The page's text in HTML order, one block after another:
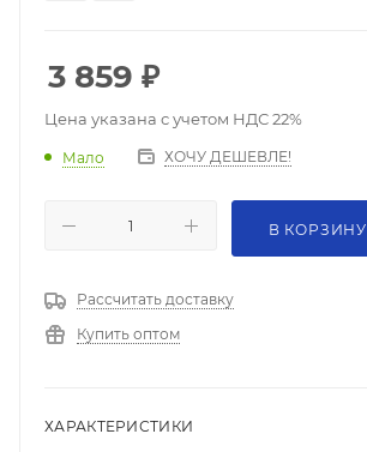
3 859 ₽
Цена указана с учетом НДС 22%
Мало ХОЧУ ДЕШЕВЛЕ!
В КОРЗИНУ
Рассчитать доставку
Купить оптом
ХАРАКТЕРИСТИКИ